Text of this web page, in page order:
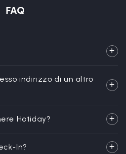
FAQ
indirizzo di un altro
Hotiday?
In?